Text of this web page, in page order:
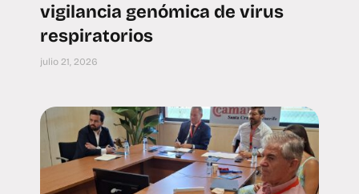
vigilancia genómica de virus
respiratorios
julio 21, 2026